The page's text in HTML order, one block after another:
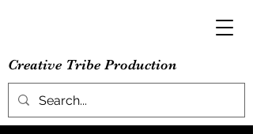
Creative Tribe Production